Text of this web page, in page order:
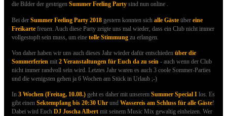
die Bilder der gestrigen Summer Feeling Party sind nun online .
Bei der Summer Feeling Party 2018 gestern konnten sich alle Gäste über eine
Freikarte freuen. Auch diese Party zeigte uns mal wieder, dass ein Club nicht immer
vollgestopft sein muss, um eine tolle Stimmung zu erlangen.
Von daher haben wir uns auch dieses Jahr wieder dafür entschieden über die
Sommerferien mit 2 Veranstaltungen für Euch da zu sein - auch wenn der Club
nicht immer randvoll sein wird. Letztes Jahr waren es auch 3 coole Sommer-Parties
und die wenigsten gehen ja 6 Wochen am Stück in Urlaub ;-)
In 3 Wochen (Freitag, 10.08.) geht es daher mit unserem Summer Special I los. Es
gibt einen Sektempfang bis 20:30 Uhr und Wassereis am Schluss für alle Gäste!
Dabei wird Euch DJ Joscha Albert mit seinem Music Mix gewaltig einheizen. Wer